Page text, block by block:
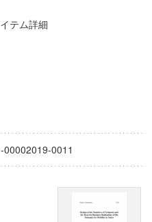
ィテュート
告書
ログラム「超成熟社会発展のサ
テム詳細
00002019-0011